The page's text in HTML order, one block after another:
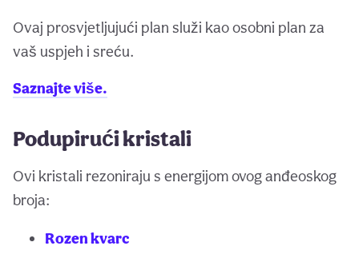
Ovaj prosvjetljujući plan služi kao osobni plan za
vaš uspjeh i sreću.
Saznajte više.
Podupirući kristali
Ovi kristali rezoniraju s energijom ovog anđeoskog
broja:
Rozen kvarc